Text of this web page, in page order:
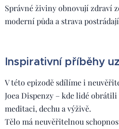
Správné živiny obnovují zdraví
moderní půda a strava
Inspirativní příběhy
V této epizodě sdílíme i
Joea Dispenzy – kde lidé
meditaci, dechu a výživě.
Tělo má neuvěřitelnou